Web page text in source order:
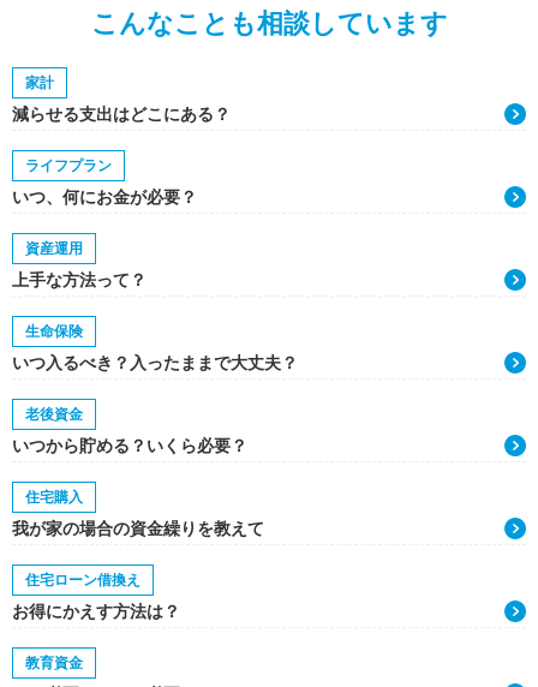
こんなことも相談しています
家計
減らせる支出はどこにある？
ライフプラン
いつ、何にお金が必要？
資産運用
上手な方法って？
生命保険
いつ入るべき？入ったままで大丈夫？
老後資金
いつから貯める？いくら必要？
住宅購入
我が家の場合の資金繰りを教えて
住宅ローン借換え
お得にかえす方法は？
教育資金